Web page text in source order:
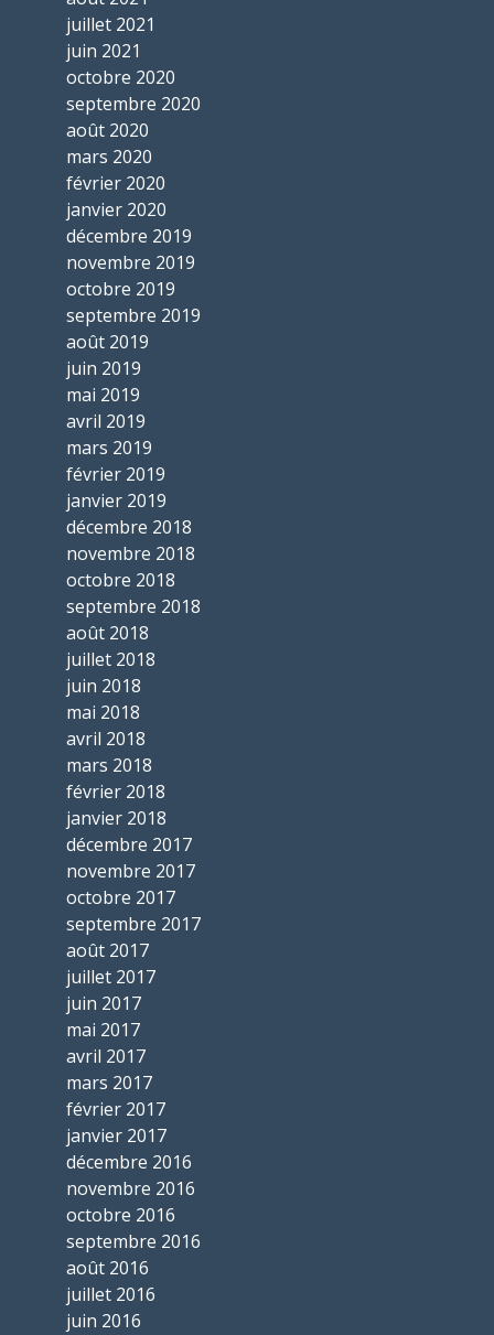
juillet 2021
juin 2021
octobre 2020
septembre 2020
août 2020
mars 2020
février 2020
janvier 2020
décembre 2019
novembre 2019
octobre 2019
septembre 2019
août 2019
juin 2019
mai 2019
avril 2019
mars 2019
février 2019
janvier 2019
décembre 2018
novembre 2018
octobre 2018
septembre 2018
août 2018
juillet 2018
juin 2018
mai 2018
avril 2018
mars 2018
février 2018
janvier 2018
décembre 2017
novembre 2017
octobre 2017
septembre 2017
août 2017
juillet 2017
juin 2017
mai 2017
avril 2017
mars 2017
février 2017
janvier 2017
décembre 2016
novembre 2016
octobre 2016
septembre 2016
août 2016
juillet 2016
juin 2016